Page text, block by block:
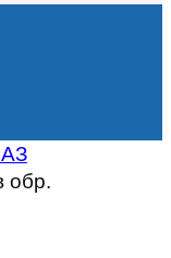
обр.